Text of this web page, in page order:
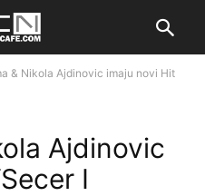
& Nikola Ajdinovic imaju novi Hit
Ajdinovic
I